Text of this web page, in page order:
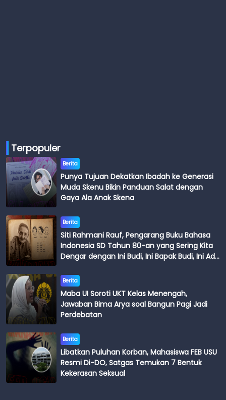
Terpopuler
Berita
Punya Tujuan Dekatkan Ibadah ke Generasi
Muda Skenu Bikin Panduan Salat dengan
Gaya Ala Anak Skena
Berita
Siti Rahmani Rauf, Pengarang Buku Bahasa
Indonesia SD Tahun 80-an yang Sering Kita
Dengar dengan Ini Budi, Ini Bapak Budi, Ini Adik
Berita
Maba UI Soroti UKT Kelas Menengah,
Jawaban Bima Arya soal Bangun Pagi Jadi
Perdebatan
Berita
Libatkan Puluhan Korban, Mahasiswa FEB USU
Resmi Di-DO, Satgas Temukan 7 Bentuk
Kekerasan Seksual